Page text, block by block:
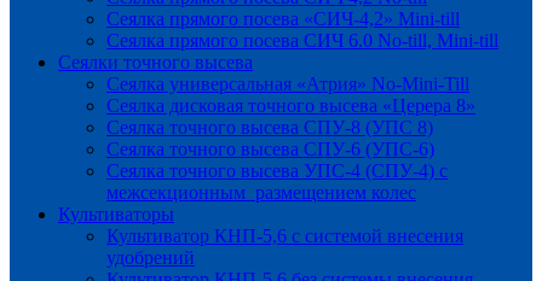
Сеялка прямого посева «СИЧ-4,2» Mini-till
Сеялка прямого посева СИЧ 6.0 No-till, Mini-till
Сеялки точного высева
Сеялка универсальная «Атрия» No-Mini-Till
Сеялка дисковая точного высева «Церера 8»
Сеялка точного высева СПУ-8 (УПС 8)
Сеялка точного высева СПУ-6 (УПС-6)
Сеялка точного высева УПС-4 (СПУ-4) с
межсекционным размещением колес
Культиваторы
Культиватор КНП-5,6 с системой внесения
удобрений